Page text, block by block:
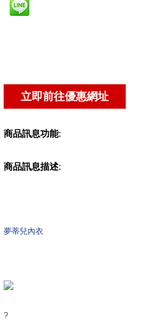
商品訊息功能:
商品訊息描述:
夢蒂兒內衣
?